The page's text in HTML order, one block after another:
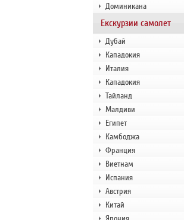
Доминикана
Екскурзии самолет
Дубай
Кападокия
Италия
Кападокия
Тайланд
Малдиви
Египет
Камбоджа
Франция
Виетнам
Испания
Австрия
Китай